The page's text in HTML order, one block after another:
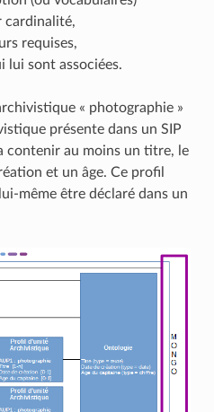
cardinalité,
requises,
lui sont associées.
« photographie »
présente dans un SIP
contenir au moins un titre, le
et un âge. Ce profil
même être déclaré dans un